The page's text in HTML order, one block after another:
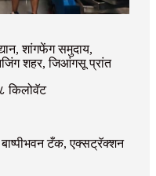
शांगफेंग समुदाय,
शहर, जिआंगसू प्रांत
किलोवॅट
टँक, एक्सट्रॅक्शन